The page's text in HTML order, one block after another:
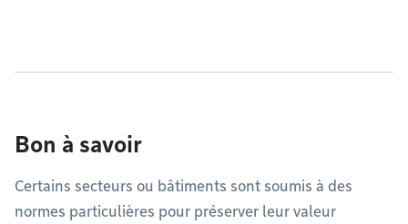
Bon à savoir
Certains secteurs ou bâtiments sont soumis à des
normes particulières pour préserver leur valeur